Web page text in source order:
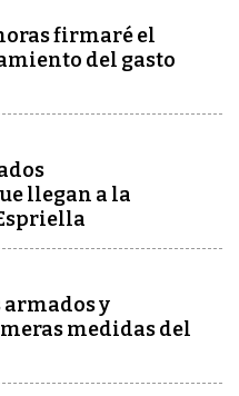
firmaré el
del gasto
llegan a la
armados y
medidas del